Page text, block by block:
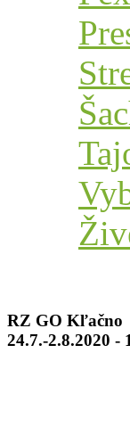
RZ GO Kľačno
24.7.-2.8.2020 -